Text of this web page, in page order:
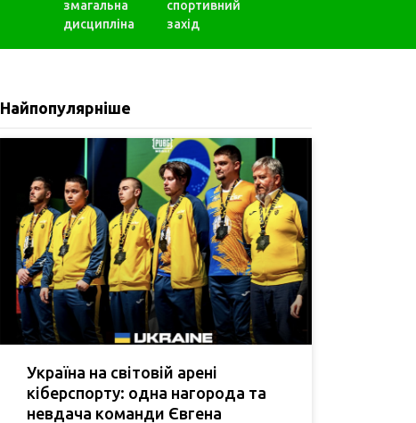
змагальна
дисципліна
спортивний
захід
Найпопулярніше
Україна на світовій арені
кіберспорту: одна нагорода та
невдача команди Євгена